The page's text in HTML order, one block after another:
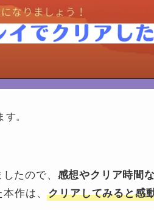
。
たので、 感想やクリア時間
本作は、クリアしてみると感